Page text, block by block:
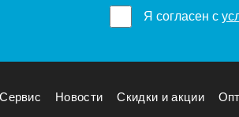
Я согласен с
Сервис Новости Скидки и акции